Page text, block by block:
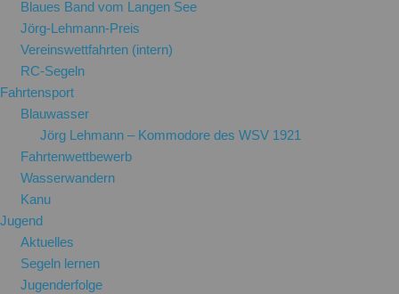
Blaues Band vom Langen See
Jörg-Lehmann-Preis
Vereinswettfahrten (intern)
RC-Segeln
Fahrtensport
Blauwasser
Jörg Lehmann – Kommodore des WSV 1921
Fahrtenwettbewerb
Wasserwandern
Kanu
Jugend
Aktuelles
Segeln lernen
Jugenderfolge